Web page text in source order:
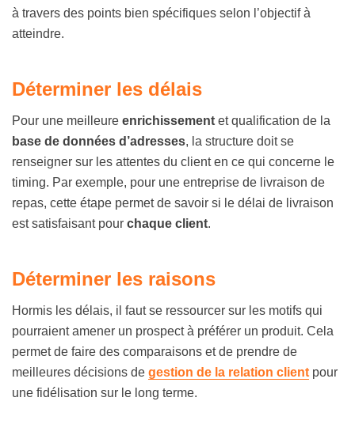
à travers des points bien spécifiques selon l’objectif à
atteindre.
Déterminer les délais
Pour une meilleure enrichissement et qualification de la
base de données d’adresses, la structure doit se
renseigner sur les attentes du client en ce qui concerne le
timing. Par exemple, pour une entreprise de livraison de
repas, cette étape permet de savoir si le délai de livraison
est satisfaisant pour chaque client.
Déterminer les raisons
Hormis les délais, il faut se ressourcer sur les motifs qui
pourraient amener un prospect à préférer un produit. Cela
permet de faire des comparaisons et de prendre de
meilleures décisions de gestion de la relation client pour
une fidélisation sur le long terme.